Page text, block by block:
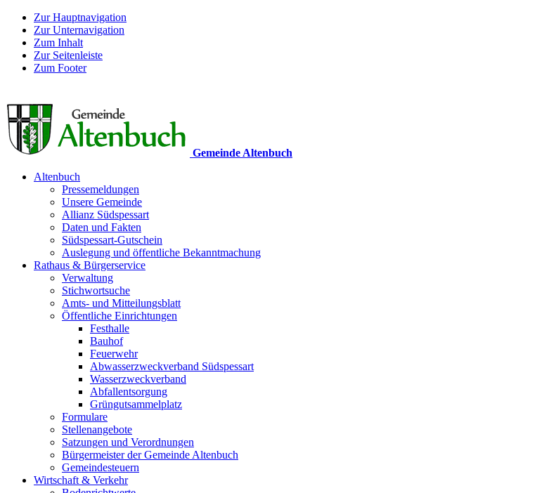
Zur Hauptnavigation
Zur Unternavigation
Zum Inhalt
Zur Seitenleiste
Zum Footer
Gemeinde Altenbuch
Altenbuch
Pressemeldungen
Unsere Gemeinde
Allianz Südspessart
Daten und Fakten
Südspessart-Gutschein
Auslegung und öffentliche Bekanntmachung
Rathaus & Bürgerservice
Verwaltung
Stichwortsuche
Amts- und Mitteilungsblatt
Öffentliche Einrichtungen
Festhalle
Bauhof
Feuerwehr
Abwasserzweckverband Südspessart
Wasserzweckverband
Abfallentsorgung
Grüngutsammelplatz
Formulare
Stellenangebote
Satzungen und Verordnungen
Bürgermeister der Gemeinde Altenbuch
Gemeindesteuern
Wirtschaft & Verkehr